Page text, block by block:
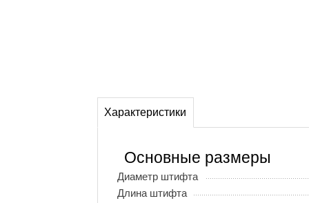
Характеристики
Основные размеры
Диаметр штифта
Длина штифта